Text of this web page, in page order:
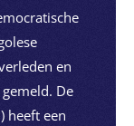
en
De
heeft een